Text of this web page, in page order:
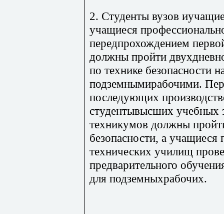
2. Студенты вузов
учащиеся
передпрохождением
должны пройти
по технике безопасности
подземнымирабочими.
последующих
студентывысших учебных
техникумов должны
безопасности, а учащиеся
технических училищ
предварительного
для подземныхрабочих.